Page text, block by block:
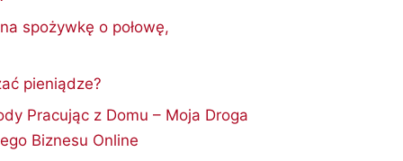
spożywkę o połowę,
pieniądze?
Pracując z Domu – Moja Droga
Biznesu Online